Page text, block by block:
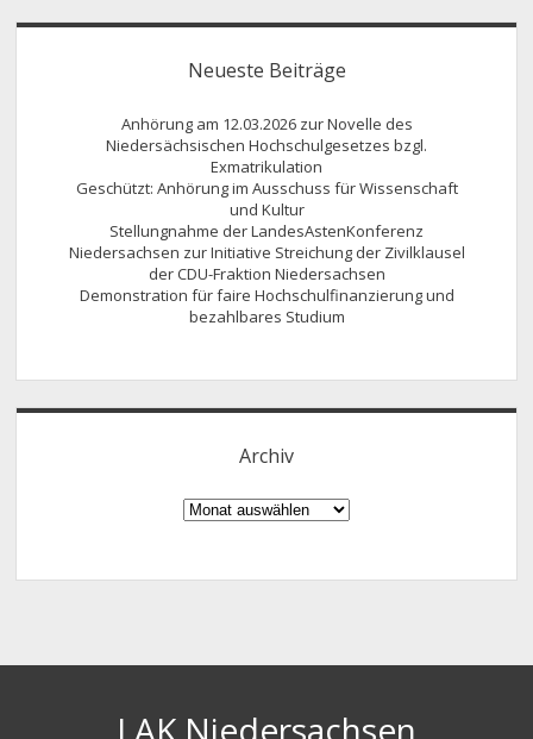
Neueste Beiträge
Anhörung am 12.03.2026 zur Novelle des
Niedersächsischen Hochschulgesetzes bzgl.
Exmatrikulation
Geschützt: Anhörung im Ausschuss für Wissenschaft
und Kultur
Stellungnahme der LandesAstenKonferenz
Niedersachsen zur Initiative Streichung der Zivilklausel
der CDU-Fraktion Niedersachsen
Demonstration für faire Hochschulfinanzierung und
bezahlbares Studium
Archiv
Archiv
LAK Niedersachsen